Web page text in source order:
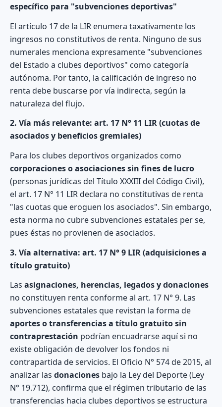
específico para "subvenciones deportivas"
El artículo 17 de la LIR enumera taxativamente los
ingresos no constitutivos de renta. Ninguno de sus
numerales menciona expresamente "subvenciones
del Estado a clubes deportivos" como categoría
autónoma. Por tanto, la calificación de ingreso no
renta debe buscarse por vía indirecta, según la
naturaleza del flujo.
2. Vía más relevante: art. 17 N° 11 LIR (cuotas de
asociados y beneficios gremiales)
Para los clubes deportivos organizados como
corporaciones o asociaciones sin fines de lucro
(personas jurídicas del Título XXXIII del Código Civil),
el art. 17 N° 11 LIR declara no constitutivas de renta
"las cuotas que eroguen los asociados". Sin embargo,
esta norma no cubre subvenciones estatales per se,
pues éstas no provienen de asociados.
3. Vía alternativa: art. 17 N° 9 LIR (adquisiciones a
título gratuito)
Las asignaciones, herencias, legados y donaciones
no constituyen renta conforme al art. 17 N° 9. Las
subvenciones estatales que revistan la forma de
aportes o transferencias a título gratuito sin
contraprestación podrían encuadrarse aquí si no
existe obligación de devolver los fondos ni
contrapartida de servicios. El Oficio N° 574 de 2015, al
analizar las donaciones bajo la Ley del Deporte (Ley
N° 19.712), confirma que el régimen tributario de las
transferencias hacia clubes deportivos se estructura